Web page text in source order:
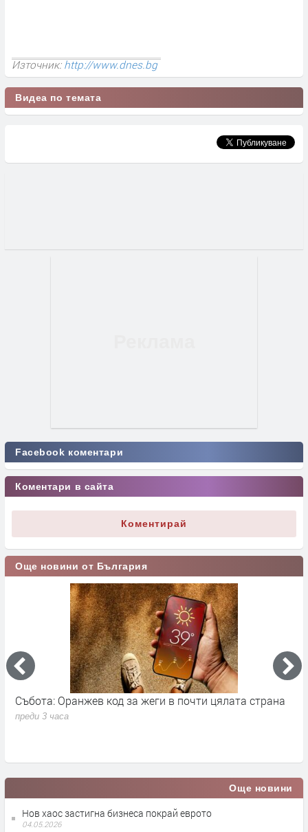
Източник:http://www.dnes.bg
Видеа по темата
Facebook коментари
Коментари в сайта
Коментирай
Още новини от България
Събота: Оранжев код за жеги в почти цялата страна
преди 3 часа
Още новини
Нов хаос застигна бизнеса покрай еврото
04.05.2026